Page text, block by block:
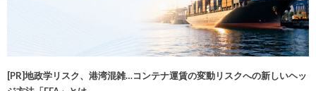
[PR]地政学リスク、港湾混雑…コンテナ運賃の変動リスクへの新しいヘッ